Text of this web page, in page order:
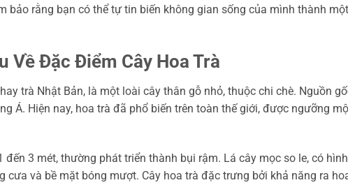
bảo rằng bạn có thể tự tin biến không gian sống của mình thành một
Về Đặc Điểm Cây Hoa Trà
trà Nhật Bản, là một loài cây thân gỗ nhỏ, thuộc chi chè. Nguồn
Á. Hiện nay, hoa trà đã phổ biến trên toàn thế giới, được ngưỡng
3 mét, thường phát triển thành bụi rậm. Lá cây mọc so le, có hình
cưa và bề mặt bóng mượt. Cây hoa trà đặc trưng bởi khả năng ra